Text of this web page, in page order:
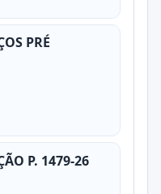
PRÉ
P. 1479-26